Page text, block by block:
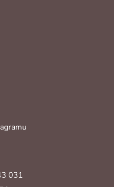
031